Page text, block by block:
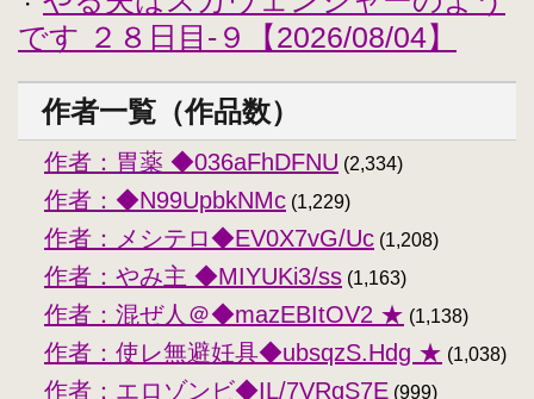
・
です ２８日目-９【2026/08/04】
作者一覧（作品数）
作者：胃薬 ◆036aFhDFNU (2,334)
作者：◆N99UpbkNMc (1,229)
作者：メシテロ◆EV0X7vG/Uc (1,208)
作者：やみ主 ◆MIYUKi3/ss (1,163)
作者：混ぜ人＠◆mazEBItOV2 ★ (1,138)
作者：使レ無避妊具◆ubsqzS.Hdg ★ (1,038)
作者：エロゾンビ◆IL/7VRqS7E (999)